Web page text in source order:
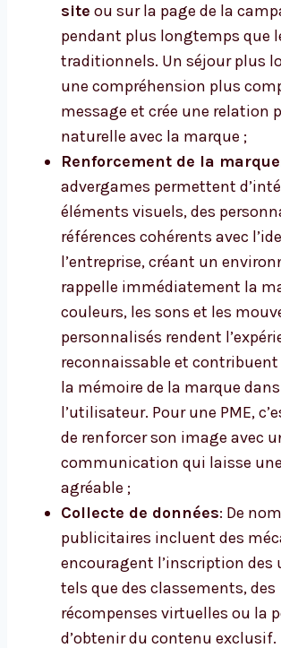
site ou sur la page de la
pendant plus longtemps que
traditionnels. Un séjour plus
une compréhension plus
message et crée une relation
naturelle avec la marque ;
Renforcement de la marque
advergames permettent
éléments visuels, des
références cohérents avec
l’entreprise, créant un
rappelle immédiatement la
couleurs, les sons et les
personnalisés rendent
reconnaissable et
la mémoire de la marque dans
l’utilisateur. Pour une PME,
de renforcer son image avec
communication qui laisse
agréable ;
Collecte de données: De
publicitaires incluent des
encouragent l’inscription
tels que des classements, des
récompenses virtuelles ou la
d’obtenir du contenu exclusif.